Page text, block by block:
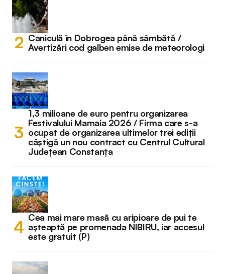
Caniculă în Dobrogea până sâmbătă /
Avertizări cod galben emise de meteorologi
1,3 milioane de euro pentru organizarea
Festivalului Mamaia 2026 / Firma care s-a
ocupat de organizarea ultimelor trei ediții
câștigă un nou contract cu Centrul Cultural
Județean Constanța
Cea mai mare masă cu aripioare de pui te
așteaptă pe promenada NIBIRU, iar accesul
este gratuit (P)